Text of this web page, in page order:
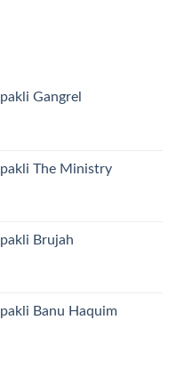
Gangrel
The Ministry
Brujah
Banu Haquim